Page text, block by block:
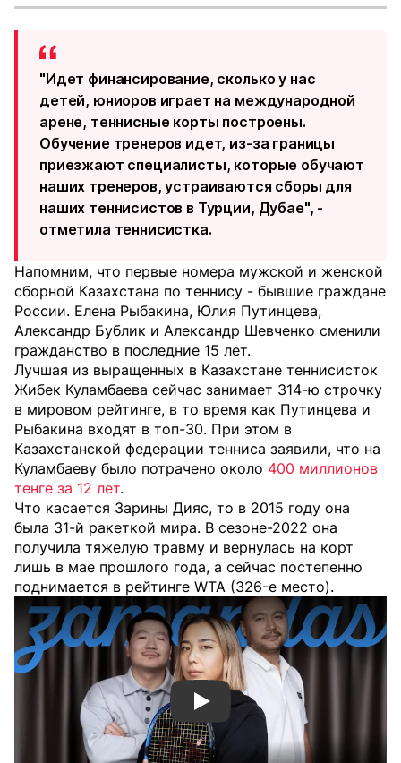
"Идет финансирование, сколько у нас
детей, юниоров играет на международной
арене, теннисные корты построены.
Обучение тренеров идет, из-за границы
приезжают специалисты, которые обучают
наших тренеров, устраиваются сборы для
наших теннисистов в Турции, Дубае", -
отметила теннисистка.
Напомним, что первые номера мужской и женской
сборной Казахстана по теннису - бывшие граждане
России. Елена Рыбакина, Юлия Путинцева,
Александр Бублик и Александр Шевченко сменили
гражданство в последние 15 лет.
Лучшая из выращенных в Казахстане теннисисток
Жибек Куламбаева сейчас занимает 314-ю строчку
в мировом рейтинге, в то время как Путинцева и
Рыбакина входят в топ-30. При этом в
Казахстанской федерации тенниса заявили, что на
Куламбаеву было потрачено около 400 миллионов
тенге за 12 лет.
Что касается Зарины Дияс, то в 2015 году она
была 31-й ракеткой мира. В сезоне-2022 она
получила тяжелую травму и вернулась на корт
лишь в мае прошлого года, а сейчас постепенно
поднимается в рейтинге WTA (326-е место).
Смотреть видео YouTube